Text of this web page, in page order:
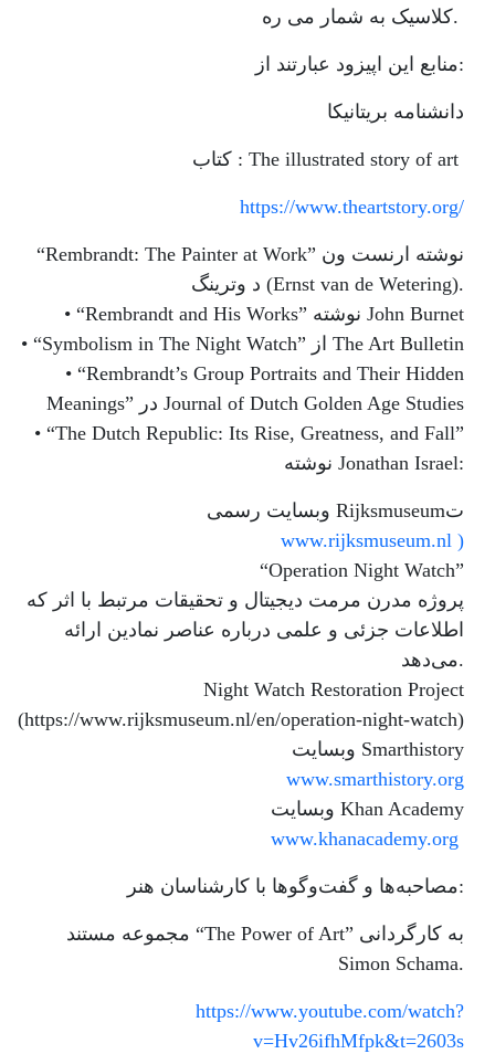
کلاسیک به شمار می ره.
منابع این اپیزود عبارتند از:
دانشنامه بریتانیکا
کتاب : The illustrated story of art
https://www.theartstory.org/
“Rembrandt: The Painter at Work” نوشته ارنست ون
د وترینگ (Ernst van de Wetering).
• “Rembrandt and His Works” نوشته John Burnet
• “Symbolism in The Night Watch” از The Art Bulletin
• “Rembrandt’s Group Portraits and Their Hidden
Meanings” در Journal of Dutch Golden Age Studies
• “The Dutch Republic: Its Rise, Greatness, and Fall”
نوشته Jonathan Israel:
وبسایت رسمی Rijksmuseumت
www.rijksmuseum.nl )
“Operation Night Watch”
پروژه مدرن مرمت دیجیتال و تحقیقات مرتبط با اثر که
اطلاعات جزئی و علمی درباره عناصر نمادین ارائه
می‌دهد.
Night Watch Restoration Project
(https://www.rijksmuseum.nl/en/operation-night-watch)
وبسایت Smarthistory
www.smarthistory.org
وبسایت Khan Academy
www.khanacademy.org
مصاحبه‌ها و گفت‌وگوها با کارشناسان هنر:
Simon Schama.
https://www.youtube.com/watch?
v=Hv26ifhMfpk&t=2603s